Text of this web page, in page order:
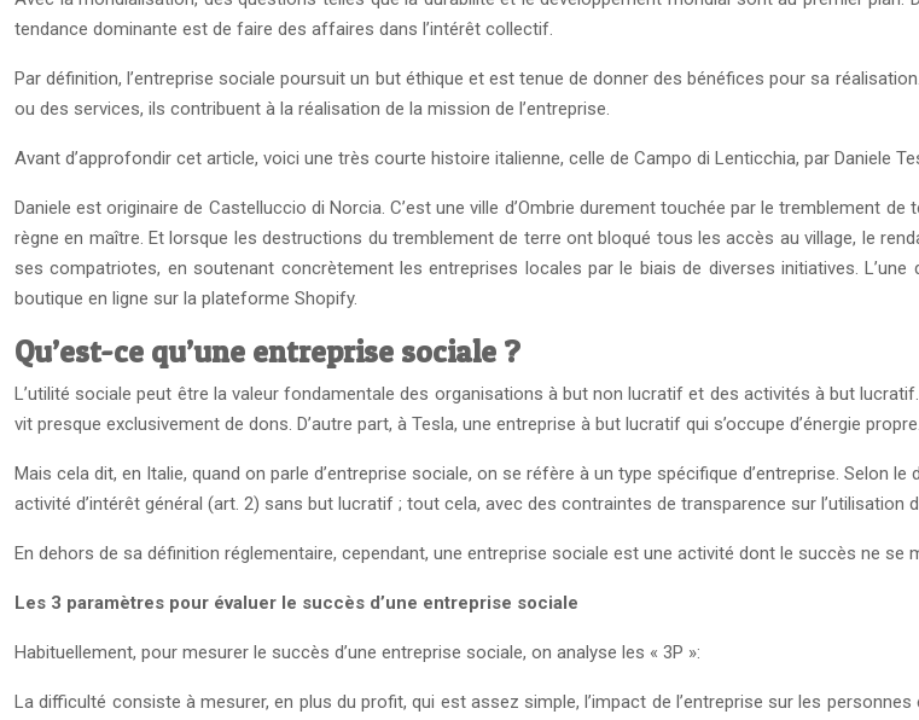
tendance dominante est de faire des affaires dans l’intérêt collectif.
Par définition, l’entreprise sociale poursuit un but éthique et est tenue de donner des bénéfices pour sa
ou des services, ils contribuent à la réalisation de la mission de l’entreprise.
Avant d’approfondir cet article, voici une très courte histoire italienne, celle de Campo di Lenticchia, par Daniele
Daniele est originaire de Castelluccio di Norcia. C’est une ville d’Ombrie durement touchée par le tremblement
règne en maître. Et lorsque les destructions du tremblement de terre ont bloqué tous les accès au village, le
ses compatriotes, en soutenant concrètement les entreprises locales par le biais de diverses initiatives.
boutique en ligne sur la plateforme Shopify.
Qu’est-ce qu’une entreprise sociale ?
L’utilité sociale peut être la valeur fondamentale des organisations à but non lucratif et des activités à but
vit presque exclusivement de dons. D’autre part, à Tesla, une entreprise à but lucratif qui s’occupe d’énergie propre.
Mais cela dit, en Italie, quand on parle d’entreprise sociale, on se réfère à un type spécifique d’entreprise. Selon
activité d’intérêt général (art. 2) sans but lucratif ; tout cela, avec des contraintes de transparence sur
En dehors de sa définition réglementaire, cependant, une entreprise sociale est une activité dont le succès ne
Les 3 paramètres pour évaluer le succès d’une entreprise sociale
Habituellement, pour mesurer le succès d’une entreprise sociale, on analyse les « 3P »:
La difficulté consiste à mesurer, en plus du profit, qui est assez simple, l’impact de l’entreprise sur les